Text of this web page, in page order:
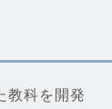
教科を開発